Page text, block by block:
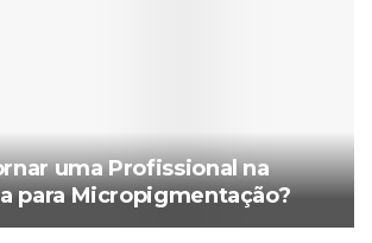
uma Profissional na
para Micropigmentação?